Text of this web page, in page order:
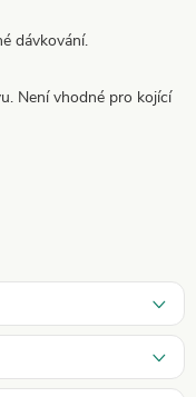
dávkování.
Není vhodné pro kojící